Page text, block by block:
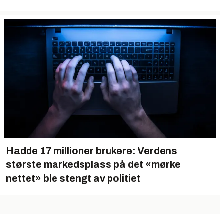
Hadde 17 millioner brukere: Verdens
største markedsplass på det «mørke
nettet» ble stengt av politiet